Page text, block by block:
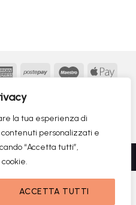
la tua esperienza di
personalizzati e
“Accetta tutti”,
ACCETTA TUTTI
AmericanPostepay Maestro
- MONOFASE SRL - P.IVA:
by
monofase
era: 1.099,00€.
è: 656,10€.
DISPONIBILE
contratto qui